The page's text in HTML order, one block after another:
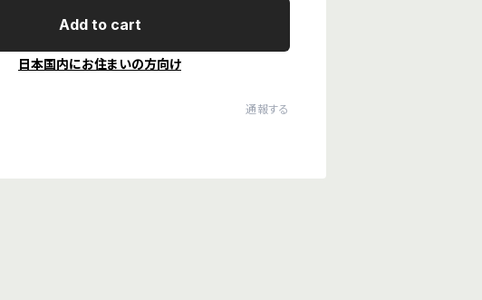
Add to cart
日本国内にお住まいの方向け
通報する